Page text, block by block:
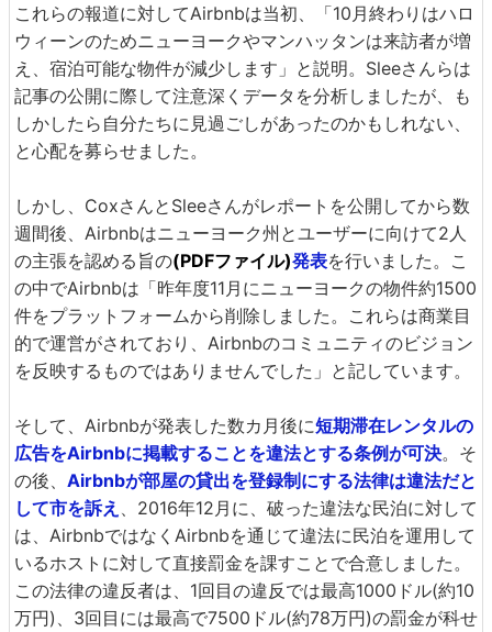
これらの報道に対してAirbnbは当初、「10月終わりはハロ
ウィーンのためニューヨークやマンハッタンは来訪者が増
え、宿泊可能な物件が減少します」と説明。Sleeさんらは
記事の公開に際して注意深くデータを分析しましたが、も
しかしたら自分たちに見過ごしがあったのかもしれない、
と心配を募らせました。
しかし、CoxさんとSleeさんがレポートを公開してから数
週間後、Airbnbはニューヨーク州とユーザーに向けて2人
の主張を認める旨の(PDFファイル)発表を行いました。こ
の中でAirbnbは「昨年度11月にニューヨークの物件約1500
件をプラットフォームから削除しました。これらは商業目
的で運営がされており、Airbnbのコミュニティのビジョン
を反映するものではありませんでした」と記しています。
そして、Airbnbが発表した数カ月後に短期滞在レンタルの
広告をAirbnbに掲載することを違法とする条例が可決。そ
の後、 Airbnbが部屋の貸出を登録制にする法律は違法だと
して市を訴え
、2016年12月に、破った違法な民泊に対して
は、AirbnbではなくAirbnbを通じて違法に民泊を運用して
いるホストに対して直接罰金を課すことで合意しました。
この法律の違反者は、1回目の違反では最高1000ドル(約10
万円)、3回目には最高で7500ドル(約78万円)の罰金が科せ